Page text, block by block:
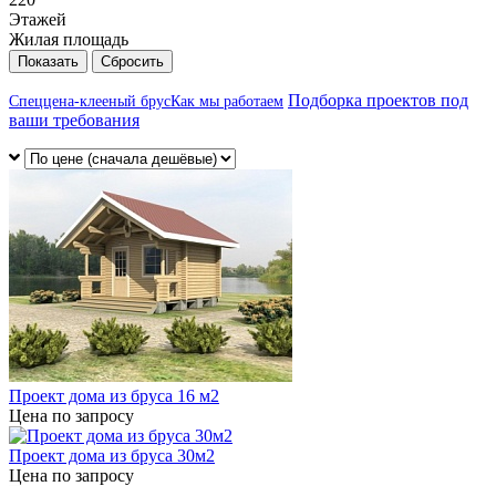
Этажей
Жилая площадь
Сбросить
Спеццена-клееный брусКак мы работаем Подборка проектов под
ваши требования
Проект дома из бруса 16 м2
Цена по запросу
Проект дома из бруса 30м2
Цена по запросу